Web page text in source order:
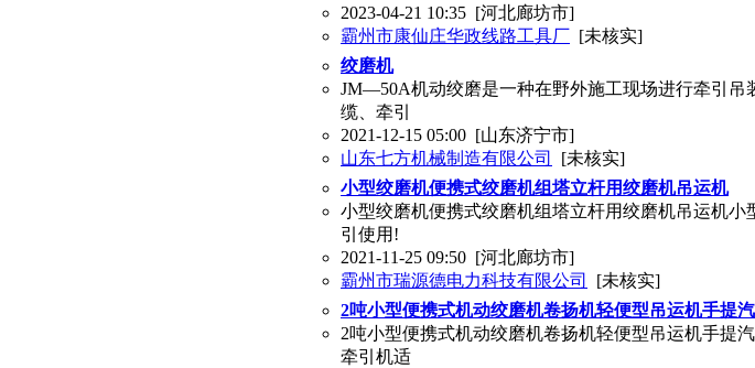
2023-04-21 10:35 [河北廊坊市]
霸州市康仙庄华政线路工具厂 [未核实]
绞磨机
JM—50A机动绞磨是一种在野外施工现场进行牵引
缆、牵引
2021-12-15 05:00 [山东济宁市]
山东七方机械制造有限公司
[未核实]
小型绞磨机便携式绞磨机组塔立杆用绞磨机吊运机
小型绞磨机便携式绞磨机组塔立杆用绞磨机吊运机
引使用!
2021-11-25 09:50 [河北廊坊市]
霸州市瑞源德电力科技有限公司
[未核实]
2吨小型便携式机动绞磨机卷扬机轻便型吊运机手提
2吨小型便携式机动绞磨机卷扬机轻便型吊运机手提
牵引机适